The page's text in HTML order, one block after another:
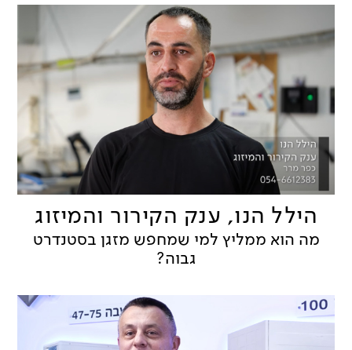
הילל הנו, ענק הקירור והמיזוג
מה הוא ממליץ למי שמחפש מזגן בסטנדרט
גבוה?